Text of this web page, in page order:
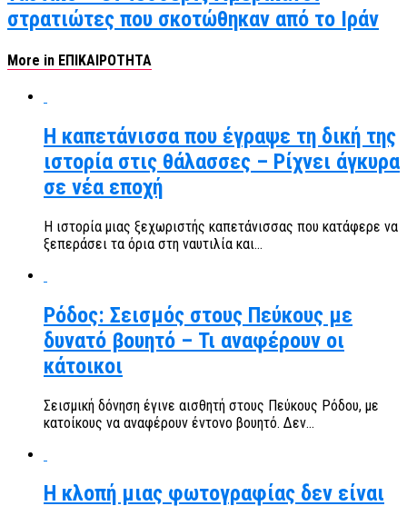
στρατιώτες που σκοτώθηκαν από το Ιράν
More in ΕΠΙΚΑΙΡΟΤΗΤΑ
Η καπετάνισσα που έγραψε τη δική της
ιστορία στις θάλασσες – Ρίχνει άγκυρα
σε νέα εποχή
Η ιστορία μιας ξεχωριστής καπετάνισσας που κατάφερε να
ξεπεράσει τα όρια στη ναυτιλία και...
Ρόδος: Σεισμός στους Πεύκους με
δυνατό βουητό – Τι αναφέρουν οι
κάτοικοι
Σεισμική δόνηση έγινε αισθητή στους Πεύκους Ρόδου, με
κατοίκους να αναφέρουν έντονο βουητό. Δεν...
Η κλοπή μιας φωτογραφίας δεν είναι